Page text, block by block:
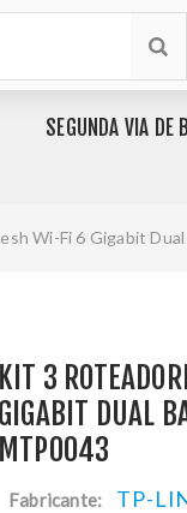
SEGUNDA VIA DE
Wi-Fi 6 Gigabit
KIT 3
GIGABIT DUAL
MTP0043
Fabricante: TP-